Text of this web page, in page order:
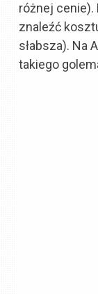
różnej cenie).
znaleźć
słabsza). Na
takiego